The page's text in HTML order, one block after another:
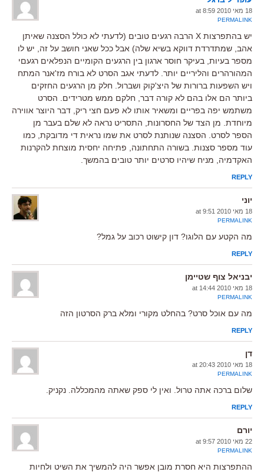
18 מאי 2010 at 8:59
PERMALINK
יש בהתפרצות X הרבה רגעים טובים (לדעתי לא כולל הסצנה שאיתן
אהב, שמתדרדת דווקא בשיא שלה) אבל ככל שאני חושב על זה, יש לו
מספר בעיות, בעיקר חוסר ארגון בין הרגעים הקומיים הנפלאים רגעםי
המהורהרים והליריים יותר. לדעתי אגב הסרט לא בורח מז'אנר המתח
ויש השפעות ברורות של היצ'קוק ושברול. חלק מן הרגעים החזקים
ביותר הם אלו בהם לא קורה דבר, חלקם ממש מטרידים. הסרט
משתמש יפה בפריים ומשאיר אותו לא פעם חצי ריק, דבר היוצר אווירה
מיוחדת. מן הצד של החסרונות, התסריט נראה לא שלם בעבר מן
הספר לסרט. הסצנה שנותנת לסרט את שמו נראית די מדובקת, כמו
עוד מספר סצנות. בשורה התחתונה, פתיחה יחסית מוצחת להקרנות
האקדמיה, מניח שיהיו סרטים יותר טובים בהמשך.
REPLY
יוני
18 מאי 2010 at 9:51
PERMALINK
מה הקטע עם הלוגו? דון קישוט רכוב על גמל?
REPLY
יבניאל צוף שטיימן
18 מאי 2010 at 14:44
PERMALINK
מה עם אוכל סרט? בהחלט מקורי ומלא ברק הסרטון הזה
REPLY
דן
18 מאי 2010 at 20:43
PERMALINK
שלום ברכה אתה טרול. ואין לי ספק שאתה מהמכללה. נקניק.
REPLY
יורם
22 מאי 2010 at 9:57
PERMALINK
ההתפרצות היא חסרת מובן אפשר היה להמשיך את השיט ולחיות